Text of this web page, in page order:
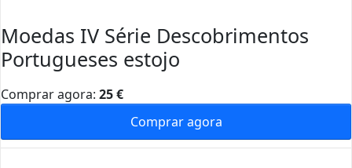
Moedas IV Série Descobrimentos
Portugueses estojo
Comprar agora: 25€
Comprar agora